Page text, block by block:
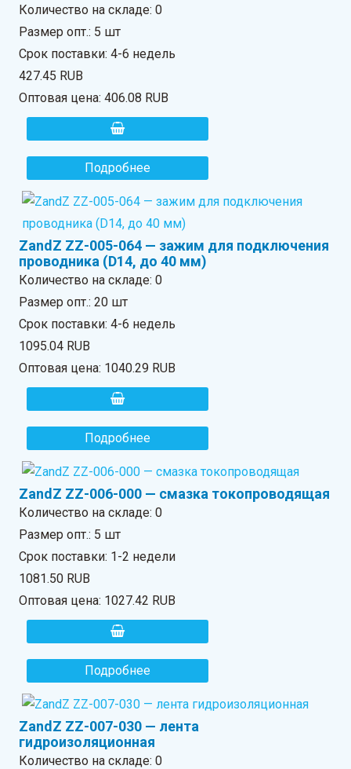
Количество на складе:0
Размер опт.: 5 шт
Срок поставки: 4-6 недель
427.45 RUB
Оптовая цена:406.08 RUB
Подробнее
ZandZ ZZ-005-064 — зажим для подключения
проводника (D14, до 40 мм)
Количество на складе:0
Размер опт.: 20 шт
Срок поставки: 4-6 недель
1095.04 RUB
Оптовая цена: 1040.29 RUB
Подробнее
ZandZ ZZ-006-000 — смазка токопроводящая
Количество на складе:0
Размер опт.: 5 шт
Срок поставки: 1-2 недели
1081.50 RUB
Оптовая цена: 1027.42 RUB
Подробнее
ZandZ ZZ-007-030 — лента
гидроизоляционная
Количество на складе:0